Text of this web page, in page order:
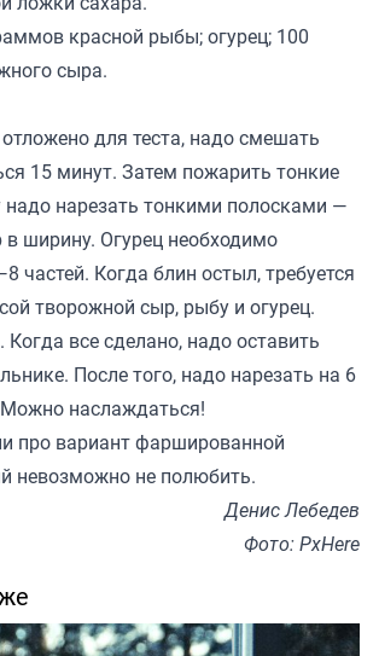
красной рыбы; огурец; 100
сыра.
для теста, надо смешать
15 минут. Затем пожарить тонкие
нарезать тонкими полосками —
в ширину. Огурец необходимо
частей. Когда блин остыл, требуется
творожной сыр, рыбу и огурец.
Когда все сделано, надо оставить
После того, надо нарезать на 6
наслаждаться!
про вариант фаршированной
невозможно не полюбить.
Денис Лебедев
Фото: PxHere